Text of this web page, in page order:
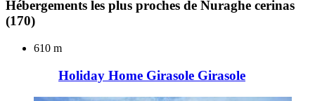
Hébergements les plus proches de Nuraghe cerinas
(170)
610 m
Holiday Home Girasole Girasole